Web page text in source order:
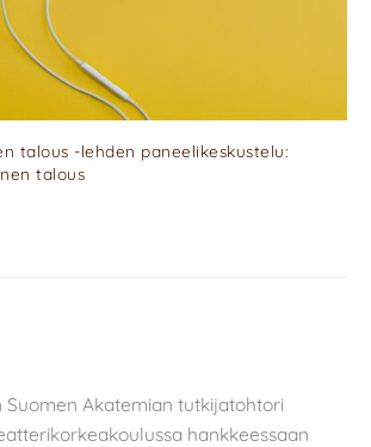
talous -lehden paneelikeskustelu:
talous
Suomen Akatemian tutkijatohtori
hankkeessaan